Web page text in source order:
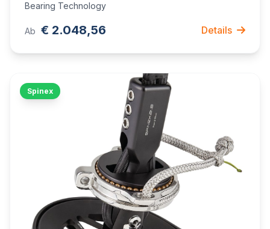
Bearing Technology
Ab € 2.048,56 Details
Spinex